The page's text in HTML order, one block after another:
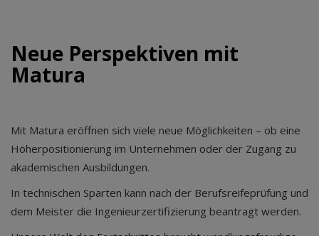
Neue Perspektiven mit
Matura
Mit Matura eröffnen sich viele neue Möglichkeiten – ob eine
Höherpositionierung im Unternehmen oder der Zugang zu
akademischen Ausbildungen.
In technischen Sparten kann nach der Berufsreifeprüfung und
dem Meister die Ingenieurzertifizierung beantragt werden.